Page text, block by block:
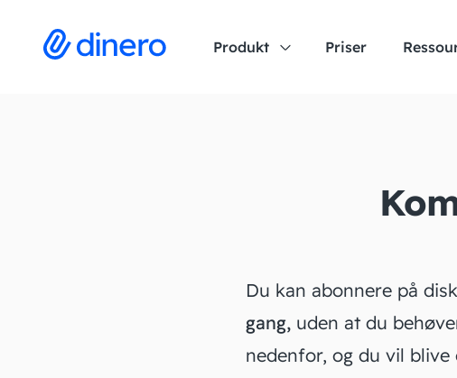
Produkt Priser
Du kan abonnere på
gang, uden at du
nedenfor, og du vil